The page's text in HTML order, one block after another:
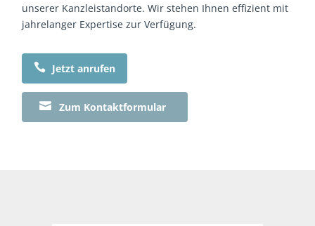
unserer Kanzleistandorte. Wir stehen Ihnen effizient mit
jahrelanger Expertise zur Verfügung.
 Jetzt anrufen
 Zum Kontaktformular